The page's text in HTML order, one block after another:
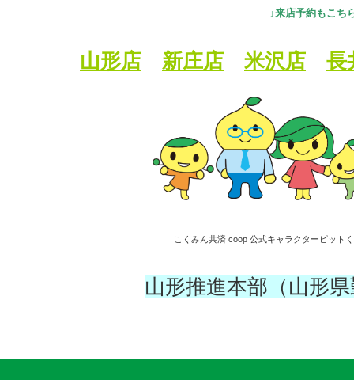
↓来店予約もこち
山形店 新庄店 米沢店 長
こくみん共済 coop 公式キャラクターピット
山形推進本部（山形